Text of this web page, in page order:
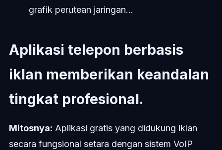
grafik perutean jaringan...
Aplikasi telepon berbasis
iklan memberikan keandalan
tingkat profesional.
Mitosnya: Aplikasi gratis yang didukung iklan
secara fungsional setara dengan sistem VoIP